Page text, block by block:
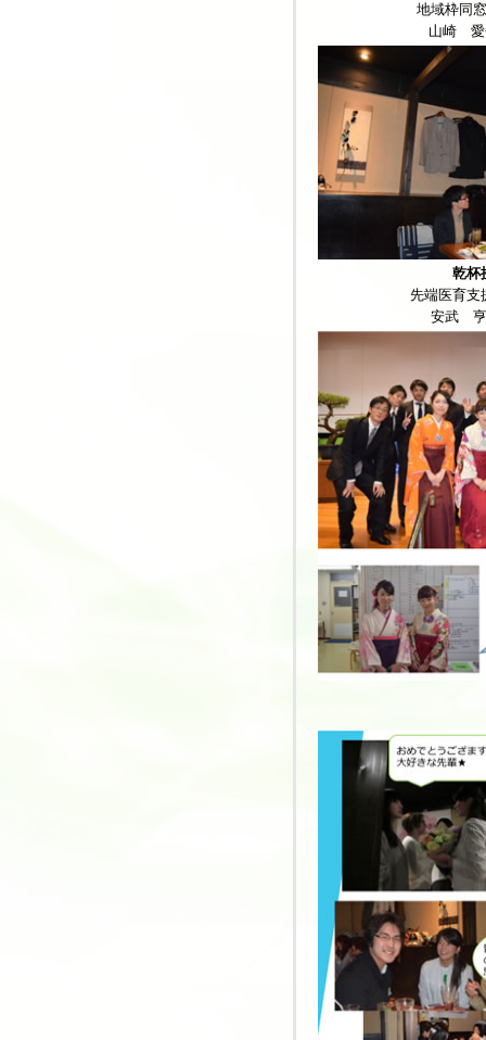
地域枠同
山崎 愛
乾杯
先端医育支
安武